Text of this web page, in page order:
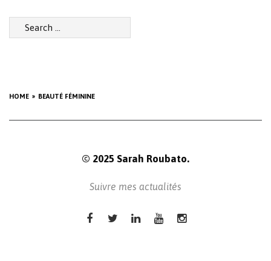
HOME BEAUTÉ FÉMININE
Search
for:
© 2025 Sarah Roubato.
Suivre mes actualités